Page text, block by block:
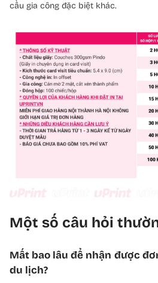
cầu gia công đặc biệt khác.
Một số câu hỏi
Mất bao lâu để nhận được
du lịch?